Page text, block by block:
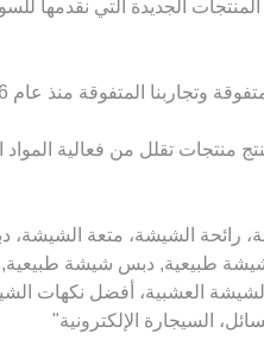
الجديدة التي نقدمها
منتجات تقلل من فعالية
الشيشة، رائحة الشيشة، متعة
طبيعية, دبس شيشة طبيعية,
العشبية، أفضل نكهات